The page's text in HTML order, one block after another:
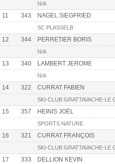
N/A
11 343 NAGEL SIEGFRIED
SC PLASSELB
12 344 PERRETIER BORIS
N/A
13 340 LAMBERT JEROME
N/A
14 322 CURRAT FABIEN
SKI-CLUB GRATTAVACHE-LE
15 357 HEINIS JOËL
SPORTS NATURE
16 321 CURRAT FRANÇOIS
SKI-CLUB GRATTAVACHE-LE
17 333 DELLION KEVIN